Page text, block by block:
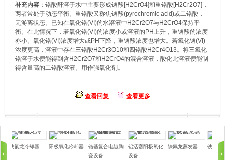
补充内容 ：铬酸酐溶于水中主要形成铬酸[H2CrO4]和重铬酸[H2Cr2O7]，
两者常处于动态平衡。重铬酸又称焦铬酸(pyrochromic acid)或二铬酸，
无游离状态。已知在氧化铬(VI)的水溶液中H2Cr2O7与H2CrO4保持平
衡。在此情况下，若氧化铬(VI)的浓度小或溶液的PH上升，重铬酸的浓度
亦小。氧化铬(VI)浓度增大或PH下降，重铬酸浓度也增大。若氧化铬(VI)
浓度更高，溶液中存在三铬酸H2Cr3O10和四铬酸H2Cr4O13。将三氧化
铬溶于水便能得到含H2Cr2O7和H2CrO4的混合溶液，酸化此溶液便能制
得含量高的二铬酸溶液。用作强氧化剂。
查看回复 查看更多
铁氟龙冷却器 阳极氧化冷却器
铬基复合电镀陶
瓷设备
铝活塞阳极氧化
设备
铁氟龙蒸发器 铁氟龙